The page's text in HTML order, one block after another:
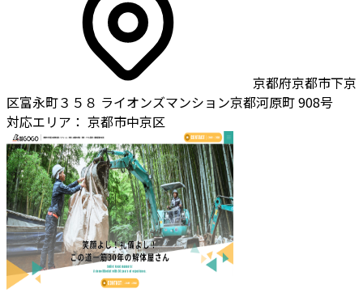
京都府京都市下京
区富永町３５８ ライオンズマンション京都河原町 908号
対応エリア： 京都市中京区